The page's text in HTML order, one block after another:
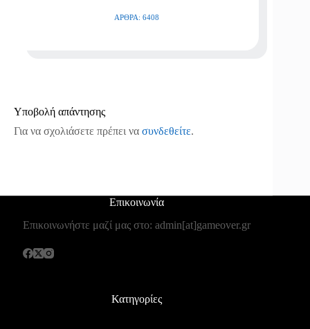
ΆΡΘΡΑ: 6408
Υποβολή απάντησης
Για να σχολιάσετε πρέπει να συνδεθείτε.
Επικοινωνία
Επικοινωνήστε μαζί μας στο: admin[at]gameover.gr
Κατηγορίες